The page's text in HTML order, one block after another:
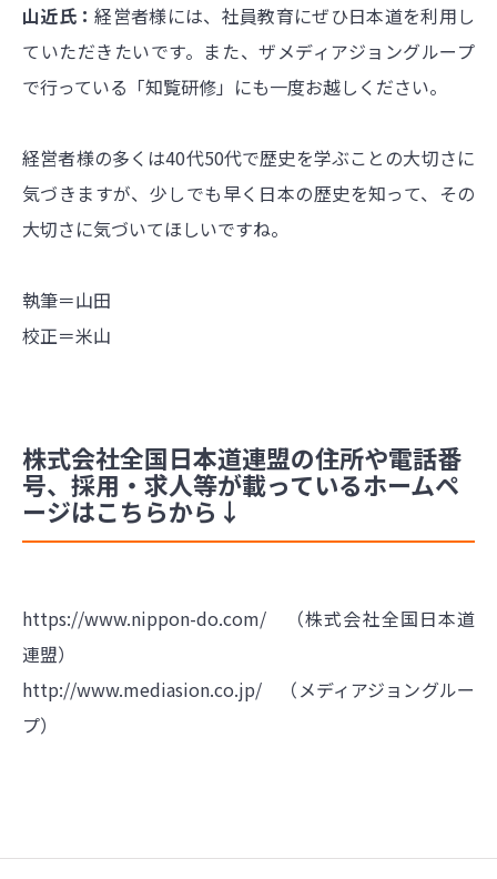
山近氏：経営者様には、社員教育にぜひ日本道を利用し
ていただきたいです。また、ザメディアジョングループ
で行っている「知覧研修」にも一度お越しください。
経営者様の多くは40代50代で歴史を学ぶことの大切さに
気づきますが、少しでも早く日本の歴史を知って、その
大切さに気づいてほしいですね。
執筆＝山田
校正＝米山
株式会社全国日本道連盟の住所や電話番
号、採用・求人等が載っているホームペ
ージはこちらから↓
https://www.nippon-do.com/ （株式会社全国日本道
連盟）
http://www.mediasion.co.jp/ （メディアジョングルー
プ）